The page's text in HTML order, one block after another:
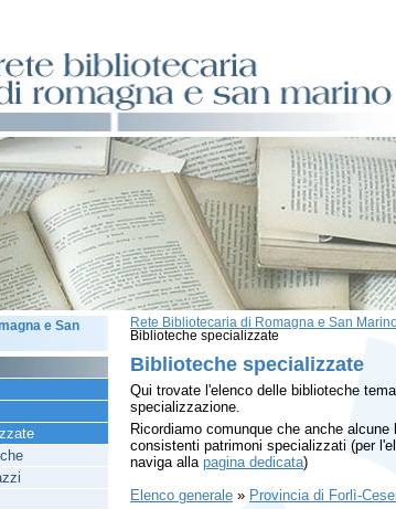
Rete Bibliotecaria di Romagna e San
Biblioteche specializzate
Biblioteche specializzate
Qui trovate l'elenco delle biblioteche
specializzazione.
Ricordiamo comunque che anche
consistenti patrimoni specializzati (per
naviga alla pagina dedicata)
Elenco generale » Provincia di Forlì-
e San